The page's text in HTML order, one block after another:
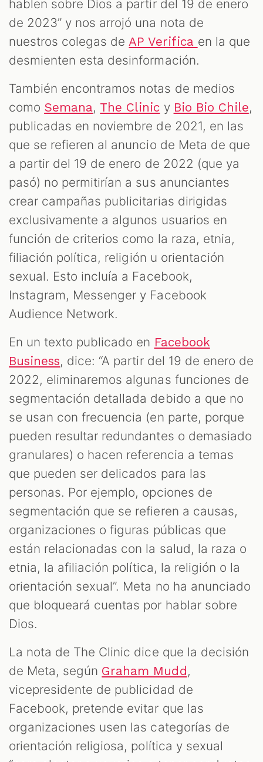
hablen sobre Dios a partir del 19 de enero
de 2023” y nos arrojó una nota de
nuestros colegas deAP Verifica en la que
desmienten esta desinformación.
También encontramos notas de medios
como Semana, The Clinic y Bio Bio Chile,
publicadas en noviembre de 2021, en las
que se refieren al anuncio de Meta de que
a partir del 19 de enero de 2022 (que ya
pasó) no permitirían a sus anunciantes
crear campañas publicitarias dirigidas
exclusivamente a algunos usuarios en
función de criterios como la raza, etnia,
filiación política, religión u orientación
sexual. Esto incluía a Facebook,
Instagram, Messenger y Facebook
Audience Network.
En un texto publicado en Facebook
Business, dice: “A partir del 19 de enero de
2022, eliminaremos algunas funciones de
segmentación detallada debido a que no
se usan con frecuencia (en parte, porque
pueden resultar redundantes o demasiado
granulares) o hacen referencia a temas
que pueden ser delicados para las
personas. Por ejemplo, opciones de
segmentación que se refieren a causas,
organizaciones o figuras públicas que
están relacionadas con la salud, la raza o
etnia, la afiliación política, la religión o la
orientación sexual”. Meta no ha anunciado
que bloqueará cuentas por hablar sobre
Dios.
La nota de The Clinic dice que la decisión
de Meta, según Graham Mudd ,
vicepresidente de publicidad de
Facebook, pretende evitar que las
organizaciones usen las categorías de
orientación religiosa, política y sexual